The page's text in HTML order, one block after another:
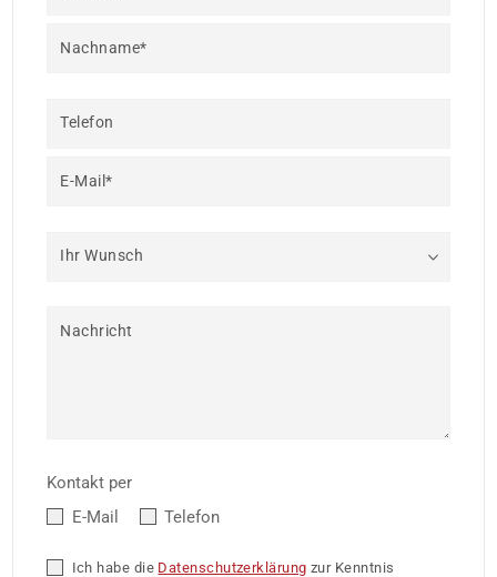
Nachname*
Telefon
E-Mail*
Ihr Wunsch
Nachricht
Kontakt per
E-Mail
Telefon
Ich habe die Datenschutzerklärung zur Kenntnis